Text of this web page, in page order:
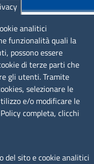
analitici
funzionalità quali la
possono essere
di terze parti che
gli utenti. Tramite
selezionare le
e/o modificare le
completa, clicchi
del sito e cookie analitici